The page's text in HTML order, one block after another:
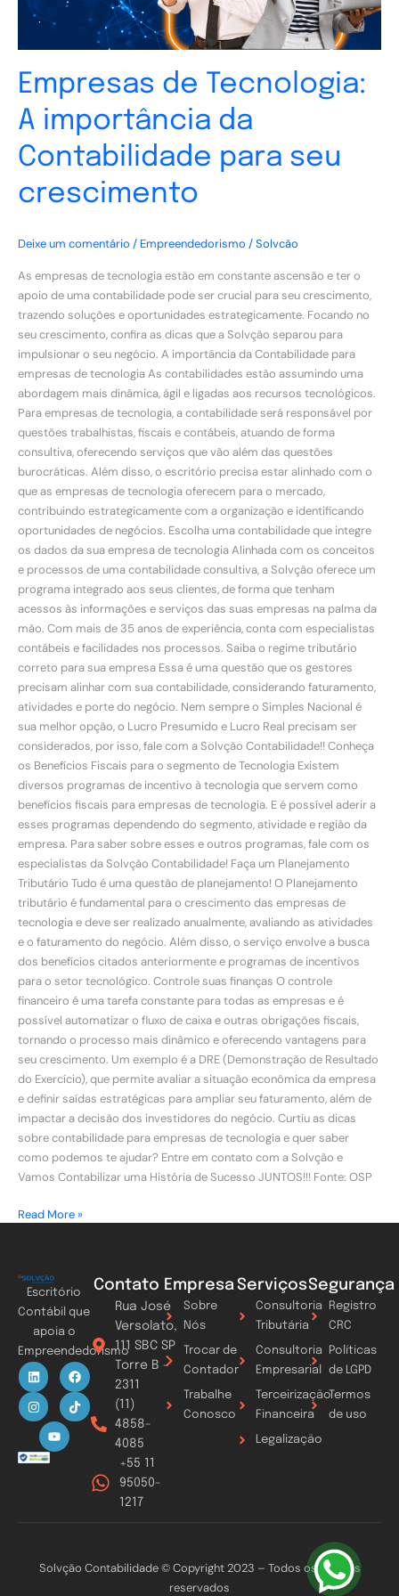
Empresas de Tecnologia:
A importância da
Contabilidade para seu
crescimento
Deixe um comentário / Empreendedorismo /Solvcão
As empresas de tecnologia estão em constante ascensão e ter o
apoio de uma contabilidade pode ser crucial para seu crescimento,
trazendo soluções e oportunidades estrategicamente. Focando no
seu crescimento, confira as dicas que a Solvção separou para
impulsionar o seu negócio. A importância da Contabilidade para
empresas de tecnologia As contabilidades estão assumindo uma
abordagem mais dinâmica, ágil e ligadas aos recursos tecnológicos.
Para empresas de tecnologia, a contabilidade será responsável por
questões trabalhistas, fiscais e contábeis, atuando de forma
consultiva, oferecendo serviços que vão além das questões
burocráticas. Além disso, o escritório precisa estar alinhado com o
que as empresas de tecnologia oferecem para o mercado,
contribuindo estrategicamente com a organização e identificando
oportunidades de negócios. Escolha uma contabilidade que integre
os dados da sua empresa de tecnologia Alinhada com os conceitos
e processos de uma contabilidade consultiva, a Solvção oferece um
programa integrado aos seus clientes, de forma que tenham
acessos às informações e serviços das suas empresas na palma da
mão. Com mais de 35 anos de experiência, conta com especialistas
contábeis e facilidades nos processos. Saiba o regime tributário
correto para sua empresa Essa é uma questão que os gestores
precisam alinhar com sua contabilidade, considerando faturamento,
atividades e porte do negócio. Nem sempre o Simples Nacional é
sua melhor opção, o Lucro Presumido e Lucro Real precisam ser
considerados, por isso, fale com a Solvção Contabilidade!! Conheça
os Benefícios Fiscais para o segmento de Tecnologia Existem
diversos programas de incentivo à tecnologia que servem como
benefícios fiscais para empresas de tecnologia. E é possível aderir a
esses programas dependendo do segmento, atividade e região da
empresa. Para saber sobre esses e outros programas, fale com os
especialistas da Solvção Contabilidade! Faça um Planejamento
Tributário Tudo é uma questão de planejamento! O Planejamento
tributário é fundamental para o crescimento das empresas de
tecnologia e deve ser realizado anualmente, avaliando as atividades
e o faturamento do negócio. Além disso, o serviço envolve a busca
dos benefícios citados anteriormente e programas de incentivos
para o setor tecnológico. Controle suas finanças O controle
financeiro é uma tarefa constante para todas as empresas e é
possível automatizar o fluxo de caixa e outras obrigações fiscais,
tornando o processo mais dinâmico e oferecendo vantagens para
seu crescimento. Um exemplo é a DRE (Demonstração de Resultado
do Exercício), que permite avaliar a situação econômica da empresa
e definir saídas estratégicas para ampliar seu faturamento, além de
impactar a decisão dos investidores do negócio. Curtiu as dicas
sobre contabilidade para empresas de tecnologia e quer saber
como podemos te ajudar? Entre em contato com a Solvção e
Vamos Contabilizar uma História de Sucesso JUNTOS!!! Fonte: OSP
crescimento
Read More »
Escritório
Contábil que
apoia o
Empreendedorismo
L
i
n
k
e
d
n
F
a
c
e
b
I
n
s
t
a
a
m
T
i
k
t
o
o
u
b
e
Contato
Rua José
Versolato,
111 SBC SP
Torre B -
2311
(11)
4858-
4085
+55 11
95050-
1217
Empresa
Sobre
Nós
Trocar de
Contador
Trabalhe
Conosco
Serviços
Consultoria
Tributária
Consultoria
Empresarial
Terceirização
Financeira
Legalização
Segurança
Registro
CRC
Políticas
de LGPD
Termos
de uso
Solvção Contabilidade © Copyright 2023 – Todos os direitos
reservados